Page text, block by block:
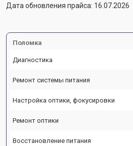
Дата обновления прайса: 16.07.2026
Поломка
Диагностика
Ремонт системы питания
Настройка оптики, фокусировки
Ремонт оптики
Восстановление питания